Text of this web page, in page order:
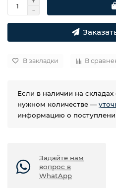
В закладки В
Если в наличии на складах
нужном количестве —
информацию о
Задайте нам
вопрос в
WhatApp